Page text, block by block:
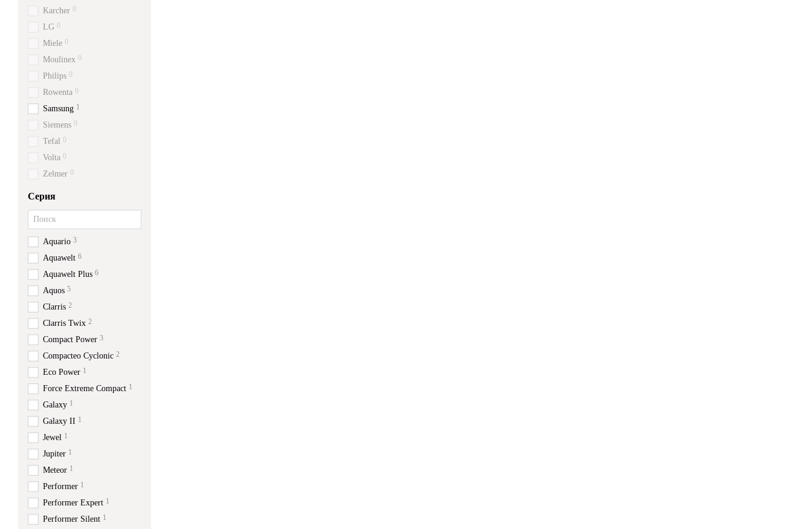
Karcher 0
LG 0
Miele 0
Moulinex 0
Philips 0
Rowenta 0
Samsung 1
Siemens 0
Tefal 0
Volta 0
Zelmer 0
Серия
Aquario 3
Aquawelt 6
Aquawelt Plus 6
Aquos 5
Clarris 2
Clarris Twix 2
Compact Power 3
Compacteo Cyclonic 2
Eco Power 1
Force Extreme Compact 1
Galaxy 1
Galaxy II 1
Jewel 1
Jupiter 1
Meteor 1
Performer 1
Performer Expert 1
Performer Silent 1